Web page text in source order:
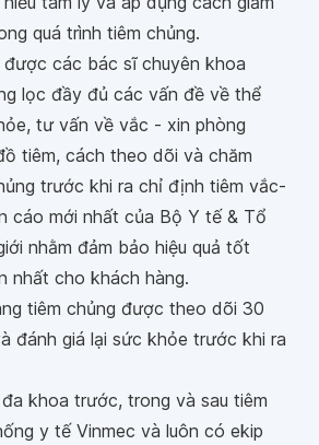
quá trình tiêm chủng.
được các bác sĩ chuyên khoa
lọc đầy đủ các vấn đề về thể
tư vấn về vắc - xin phòng
tiêm, cách theo dõi và chăm
trước khi ra chỉ định tiêm vắc-
cáo mới nhất của Bộ Y tế & Tổ
nhằm đảm bảo hiệu quả tốt
nhất cho khách hàng.
tiêm chủng được theo dõi 30
đánh giá lại sức khỏe trước khi ra
khoa trước, trong và sau tiêm
y tế Vinmec và luôn có ekip